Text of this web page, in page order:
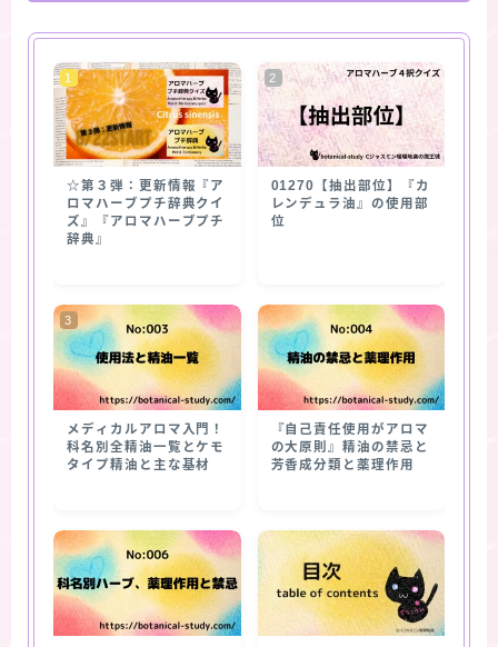
☆第３弾：更新情報『ア
ロマハーブプチ辞典クイ
ズ』『アロマハーブプチ
辞典』
01270【抽出部位】『カ
レンデュラ油』の使用部
位
メディカルアロマ入門！
科名別全精油一覧とケモ
タイプ精油と主な基材
『自己責任使用がアロマ
の大原則』精油の禁忌と
芳香成分類と薬理作用